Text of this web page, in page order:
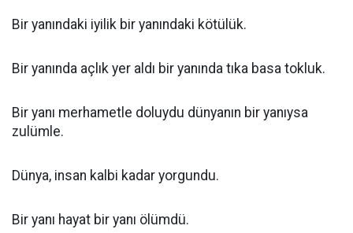
Bir yanındaki iyilik bir yanındaki kötülük.
Bir yanında açlık yer aldı bir yanında tıka basa tokluk.
Bir yanı merhametle doluydu dünyanın bir yanıysa
zulümle.
Dünya, insan kalbi kadar yorgundu.
Bir yanı hayat bir yanı ölümdü.